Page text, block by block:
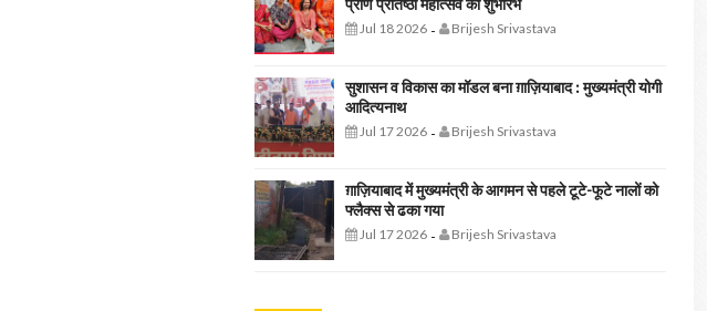
प्राण प्रतिष्ठा महोत्सव का शुभारंभ
Jul 18 2026- Brijesh Srivastava
सुशासन व विकास का मॉडल बना ग़ाज़ियाबाद : ​मुख्यमंत्री योगी
आदित्यनाथ
Jul 17 2026- Brijesh Srivastava
ग़ाज़ियाबाद में मुख्यमंत्री के आगमन से पहले टूटे-फूटे नालों को
फ्लैक्स से ढका गया
Jul 17 2026- Brijesh Srivastava